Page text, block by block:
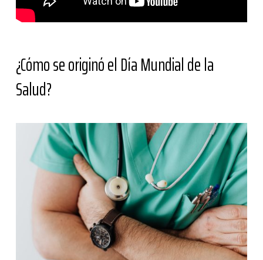
¿Cómo se originó el Día Mundial de la
Salud?